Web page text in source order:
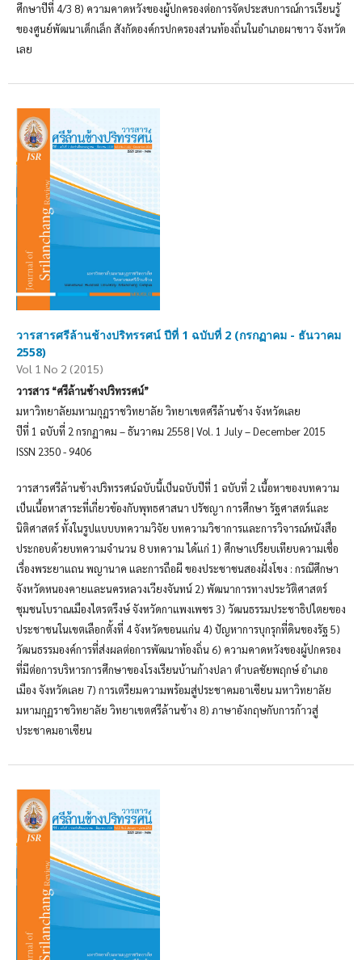
ศึกษาปีที่ 4/3 8) ความคาดหวังของผู้ปกครองต่อการจัดประสบการณ์การเรียนรู้
ของศูนย์พัฒนาเด็กเล็ก สังกัดองค์กรปกครองส่วนท้องถิ่นในอำเภอผาขาว จังหวัด
เลย
วารสารศรีล้านช้างปริทรรศน์ ปีที่ 1 ฉบับที่ 2 (กรกฏาคม - ธันวาคม
2558)
Vol 1 No 2 (2015)
วารสาร “ศรีล้านช้างปริทรรศน์”
มหาวิทยาลัยมหามกุฏราชวิทยาลัย วิทยาเขตศรีล้านช้าง จังหวัดเลย
ปีที่ 1 ฉบับที่ 2 กรกฏาคม – ธันวาคม 2558 | Vol. 1 July – December 2015
ISSN 2350 - 9406
วารสารศรีล้านช้างปริทรรศน์ฉบับนี้เป็นฉบับปีที่ 1 ฉบับที่ 2 เนื้อหาของบทความ
เป็นเนื้อหาสาระที่เกี่ยวข้องกับพุทธศาสนา ปรัชญา การศึกษา รัฐศาสตร์และ
นิติศาสตร์ ทั้งในรูปแบบบทความวิจัย บทความวิชาการและการวิจารณ์หนังสือ
ประกอบด้วยบทความจำนวน 8 บทความ ได้แก่ 1) ศึกษาเปรียบเทียบความเชื่อ
เรื่องพระยาแถน พญานาค และการถือผี ของประชาชนสองฝั่งโขง : กรณีศึกษา
จังหวัดหนองคายและนครหลวงเวียงจันทน์ 2) พัฒนาการทางประวัติศาสตร์
ชุมชนโบราณเมืองไตรตรึงษ์ จังหวัดกาแพงเพชร 3) วัฒนธรรมประชาธิปไตยของ
ประชาชนในเขตเลือกตั้งที่ 4 จังหวัดขอนแก่น 4) ปัญหาการบุกรุกที่ดินของรัฐ 5)
วัฒนธรรมองค์การที่ส่งผลต่อการพัฒนาท้องถิ่น 6) ความคาดหวังของผู้ปกครอง
ที่มีต่อการบริหารการศึกษาของโรงเรียนบ้านก้างปลา ตำบลชัยพฤกษ์ อำเภอ
เมือง จังหวัดเลย 7) การเตรียมความพร้อมสู่ประชาคมอาเซียน มหาวิทยาลัย
มหามกุฏราชวิทยาลัย วิทยาเขตศรีล้านช้าง 8) ภาษาอังกฤษกับการก้าวสู่
ประชาคมอาเซียน